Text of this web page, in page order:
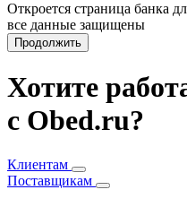
Откроется страница банка
все данные защищены
Продолжить
Хотите
с Obed.ru?
Клиентам
Поставщикам